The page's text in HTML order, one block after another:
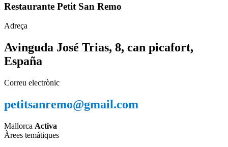
Restaurante Petit San Remo
Adreça
Avinguda José Trias, 8, can picafort,
España
Correu electrònic
petitsanremo@gmail.com
Mallorca Activa
Àrees temàtiques